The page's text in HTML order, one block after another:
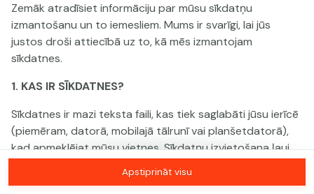
Zemāk atradīsiet informāciju par mūsu sīkdatņu
izmantošanu un to iemesliem. Mums ir svarīgi, lai jūs
justos droši attiecībā uz to, kā mēs izmantojam
sīkdatnes.
1. KAS IR SĪKDATNES?
Sīkdatnes ir mazi teksta faili, kas tiek saglabāti jūsu ierīcē
(piemēram, datorā, mobilajā tālrunī vai planšetdatorā),
kad apmeklējat mūsu vietnes. Sīkdatņu izvietošana ļauj
mums jūs atpazīt un saprast, kā jūs izmantojat mūsu
vietnes, kas palīdz mums uzlabot jūsu pieredzi un
Apstiprināt visu